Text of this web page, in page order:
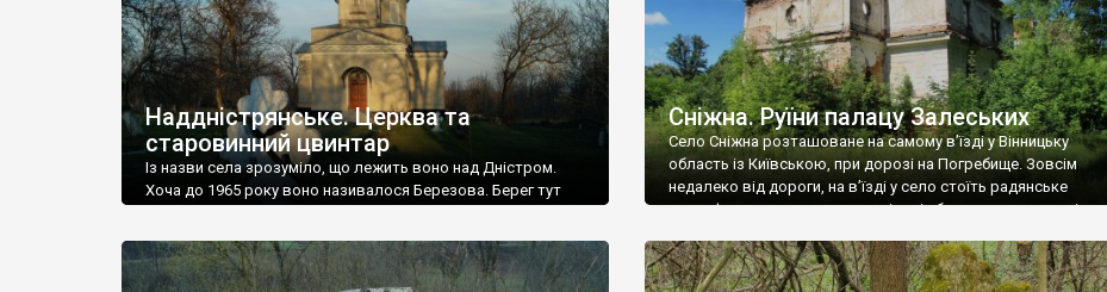
Наддністрянське. Церква та
старовинний цвинтар
Із назви села зрозуміло, що лежить воно над Дністром.
Хоча до 1965 року воно називалося Березова. Берег тут
Наддністрянське відрізняється від більшості навколишніх
сіл. У селі є мурована Михайлівська церква. Точної дати […]
Сніжна. Руїни палацу Залеських
Село Сніжна розташоване на самому в’їзді у Вінницьку
область із Київською, при дорозі на Погребище. Зовсім
недалеко від дороги, на в’їзді у село стоїть радянське
рельєфне пано, яке показує жінку і яблуню, а трохи далі,
дороги їх не видно, але видно дві стареньких колії у траві –
[…]